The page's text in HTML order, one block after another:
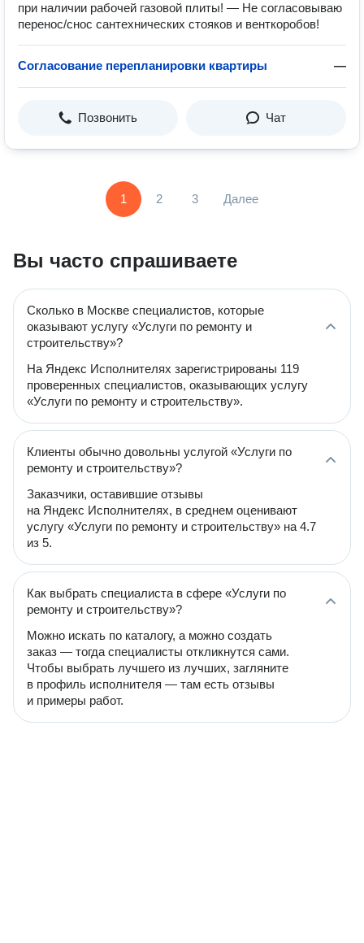
при наличии рабочей газовой плиты! ️— Не согласовываю
перенос/снос сантехнических стояков и венткоробов!
Согласование перепланировки квартиры —
Позвонить Чат
1 2 3 Далее
Вы часто спрашиваете
Сколько в Москве специалистов, которые
оказывают услугу «Услуги по ремонту и
строительству»?
На Яндекс Исполнителях зарегистрированы 119
проверенных специалистов, оказывающих услугу
«Услуги по ремонту и строительству».
Клиенты обычно довольны услугой «Услуги по
ремонту и строительству»?
Заказчики, оставившие отзывы
на Яндекс Исполнителях, в среднем оценивают
услугу «Услуги по ремонту и строительству» на 4.7
из 5.
Как выбрать специалиста в сфере «Услуги по
ремонту и строительству»?
Можно искать по каталогу, а можно создать
заказ — тогда специалисты откликнутся сами.
Чтобы выбрать лучшего из лучших, загляните
в профиль исполнителя — там есть отзывы
и примеры работ.